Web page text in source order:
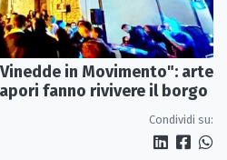
in Movimento": arte
fanno rivivere il borgo
Condividi su: